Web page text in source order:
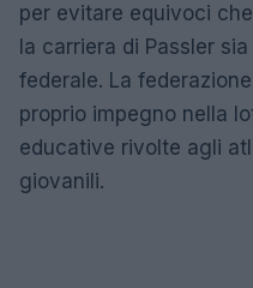
per evitare equivoci
la carriera di Passler
federale. La
proprio impegno nella
educative rivolte agli
giovanili.